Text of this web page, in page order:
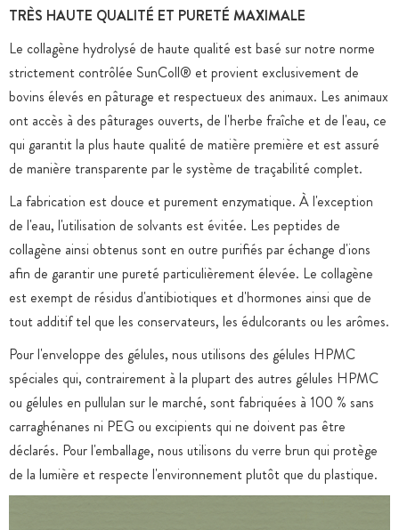
TRÈS HAUTE QUALITÉ ET PURETÉ MAXIMALE
Le collagène hydrolysé de haute qualité est basé sur notre norme
strictement contrôlée SunColl® et provient exclusivement de
bovins élevés en pâturage et respectueux des animaux. Les animaux
ont accès à des pâturages ouverts, de l'herbe fraîche et de l'eau, ce
qui garantit la plus haute qualité de matière première et est assuré
de manière transparente par le système de traçabilité complet.
La fabrication est douce et purement enzymatique. À l'exception
de l'eau, l'utilisation de solvants est évitée. Les peptides de
collagène ainsi obtenus sont en outre purifiés par échange d'ions
afin de garantir une pureté particulièrement élevée. Le collagène
est exempt de résidus d'antibiotiques et d'hormones ainsi que de
tout additif tel que les conservateurs, les édulcorants ou les arômes.
Pour l'enveloppe des gélules, nous utilisons des gélules HPMC
spéciales qui, contrairement à la plupart des autres gélules HPMC
ou gélules en pullulan sur le marché, sont fabriquées à 100 % sans
carraghénanes ni PEG ou excipients qui ne doivent pas être
déclarés. Pour l'emballage, nous utilisons du verre brun qui protège
de la lumière et respecte l'environnement plutôt que du plastique.